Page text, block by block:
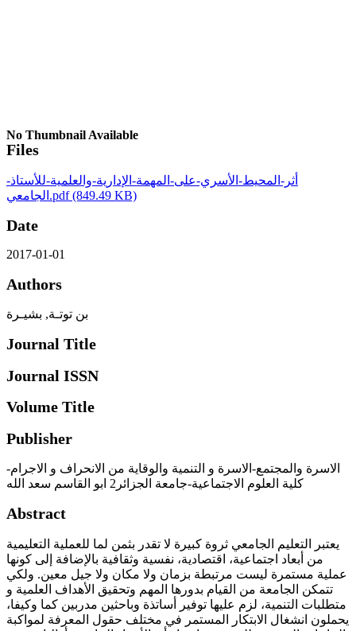
No Thumbnail Available
Files
أثر-المحيط-الأسري-على-المهمة-الإدارية-والعلمية-للأستاذ-
الجامعي.pdf(849.49 KB)
Date
2017-01-01
Authors
بن توتـة, بشيـرة
Journal Title
Journal ISSN
Volume Title
Publisher
الاسرة والمجتمع-الاسرة و التنمية والوقاية من الانحراف و الاجرام-
كلية العلوم الاجتماعية-جامعة الجزائر2 ابو القاسم سعد الله
Abstract
يعتبر التعليم الجامعي ثروة كبيرة لا تقدر بثمن لما للعملية التعليمية
من أبعاد اجتماعية، اقتصادية، نفسية وثقافية بالإضافة إلى كونها
عملية مستمرة ليست مرتبطة بزمان ولا مكان ولا جيل معين. ولكي
تتمكن الجامعة من القيام بدورها المهم وتحقيق الأهداف العلمية و
متطلبات التنمية، لزم عليها توفير أساتذة وباحثين مدربين كما وكيفا،
يحملون انشغال الابتكار المستمر في مختلف حقول المعرفة لمواكبة